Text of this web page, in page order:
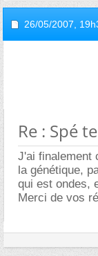
26/05/2007,
Re : Spé
J'ai finalement
la génétique,
qui est ondes,
Merci de vos